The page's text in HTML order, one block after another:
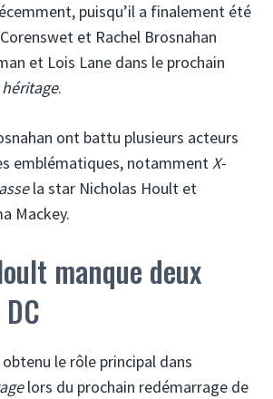
puisqu’il a finalement été
et Rachel Brosnahan
et Lois Lane dans le prochain
.
ont battu plusieurs acteurs
emblématiques, notammentX-
la star Nicholas Hoult et
Mackey.
manque deux
obtenu le rôle principal dans
lors du prochain redémarrage de